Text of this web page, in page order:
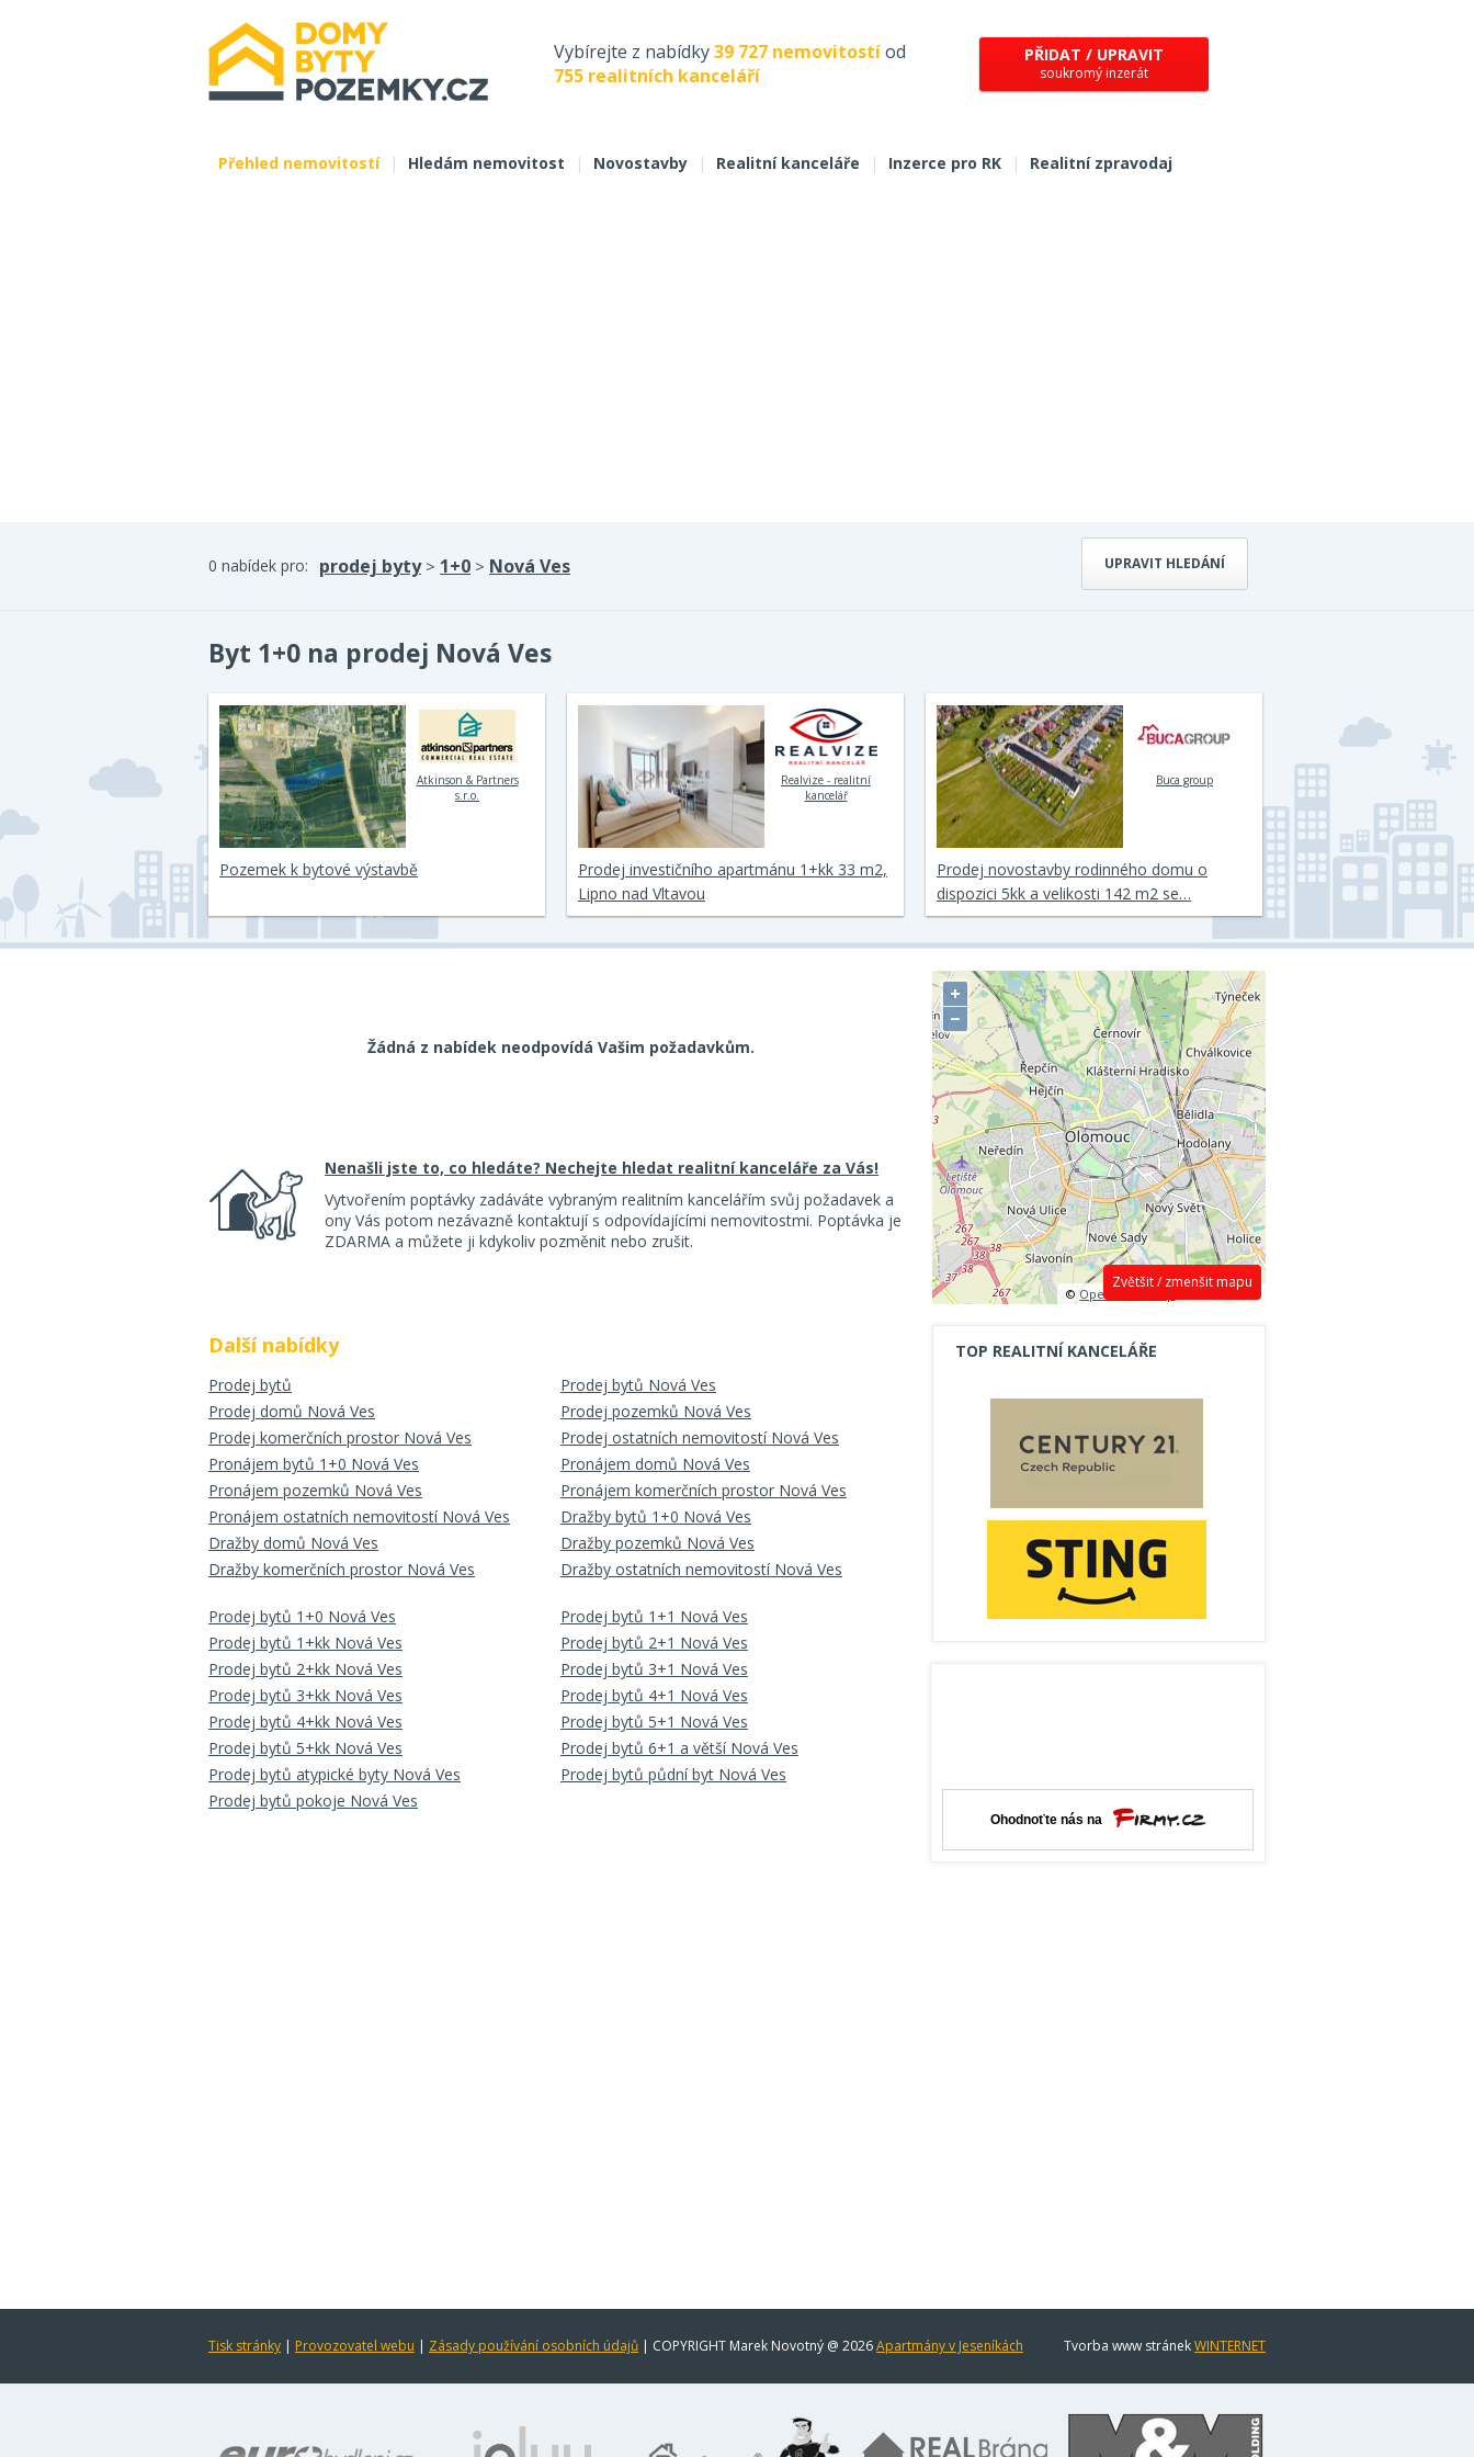
Vybírejte z nabídky39 727 nemovitostíod
755 realitních kanceláří
PŘIDAT / UPRAVIT
soukromý inzerát
Přehled nemovitostí | Hledám nemovitost | Novostavby | Realitní kanceláře | Inzerce pro RK | Realitní zpravodaj
UPRAVIT HLEDÁNÍ
0 nabídek pro: prodej byty> 1+0 > Nová Ves
Byt 1+0 na prodej Nová Ves
Atkinson & Partners
s.r.o.
Pozemek k bytové výstavbě
Realvize - realitní
kancelář
Prodej investičního apartmánu 1+kk 33 m2,
Lipno nad Vltavou
Buca group
Prodej novostavby rodinného domu o
dispozici 5kk a velikosti 142 m2 se…
Žádná z nabídek neodpovídá Vašim požadavkům.
Nenašli jste to, co hledáte? Nechejte hledat realitní kanceláře za Vás!
Vytvořením poptávky zadáváte vybraným realitním kancelářím svůj požadavek a
ony Vás potom nezávazně kontaktují s odpovídajícími nemovitostmi. Poptávka je
ZDARMA a můžete ji kdykoliv pozměnit nebo zrušit.
Další nabídky
Prodej bytů
Prodej bytů Nová Ves
Prodej domů Nová Ves
Prodej pozemků Nová Ves
Prodej komerčních prostor Nová Ves
Prodej ostatních nemovitostí Nová Ves
Pronájem bytů 1+0 Nová Ves
Pronájem domů Nová Ves
Pronájem pozemků Nová Ves
Pronájem komerčních prostor Nová Ves
Pronájem ostatních nemovitostí Nová Ves
Dražby bytů 1+0 Nová Ves
Dražby domů Nová Ves
Dražby pozemků Nová Ves
Dražby komerčních prostor Nová Ves
Dražby ostatních nemovitostí Nová Ves
Prodej bytů 1+0 Nová Ves
Prodej bytů 1+1 Nová Ves
Prodej bytů 1+kk Nová Ves
Prodej bytů 2+1 Nová Ves
Prodej bytů 2+kk Nová Ves
Prodej bytů 3+1 Nová Ves
Prodej bytů 3+kk Nová Ves
Prodej bytů 4+1 Nová Ves
Prodej bytů 4+kk Nová Ves
Prodej bytů 5+1 Nová Ves
Prodej bytů 5+kk Nová Ves
Prodej bytů 6+1 a větší Nová Ves
Prodej bytů atypické byty Nová Ves
Prodej bytů půdní byt Nová Ves
Prodej bytů pokoje Nová Ves
Zvětšit / zmenšit mapu
+
−
©OpenStreetMap contributors.
TOP REALITNÍ KANCELÁŘE
Tisk stránky | Provozovatel webu | Zásady používání osobních údajů | COPYRIGHT Marek Novotný @ 2026Apartmány v Jeseníkách Tvorba www stránekWINTERNET